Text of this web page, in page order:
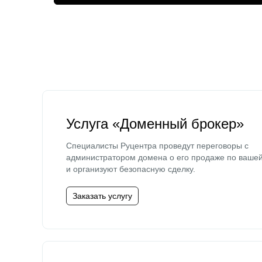
Услуга «Доменный брокер»
Специалисты Руцентра проведут переговоры с
администратором домена о его продаже по
и организуют безопасную сделку.
Заказать услугу